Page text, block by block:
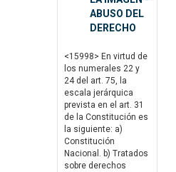
ABUSO DEL
DERECHO
<15998> En virtud de
los numerales 22 y
24 del art. 75, la
escala jerárquica
prevista en el art. 31
de la Constitución es
la siguiente: a)
Constitución
Nacional. b) Tratados
sobre derechos